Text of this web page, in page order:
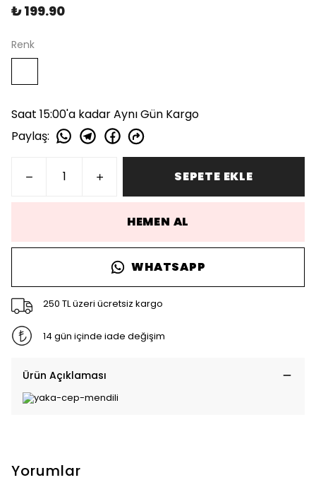
₺ 199.90
Renk
Saat 15:00'a kadar Aynı Gün Kargo
Paylaş:
SEPETE EKLE
HEMEN AL
WHATSAPP
250 TL üzeri ücretsiz kargo
14 gün içinde iade değişim
Ürün Açıklaması
Yorumlar